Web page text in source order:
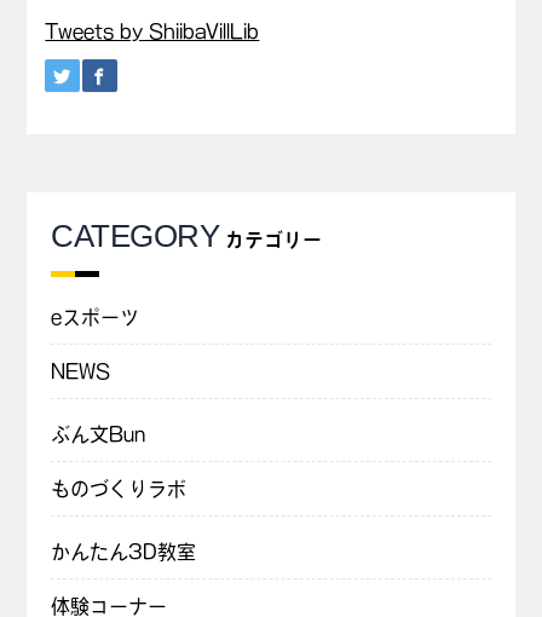
Tweets by ShiibaVillLib
CATEGORY カテゴリー
eスポーツ
NEWS
ぶん文Bun
ものづくりラボ
かんたん3D教室
体験コーナー